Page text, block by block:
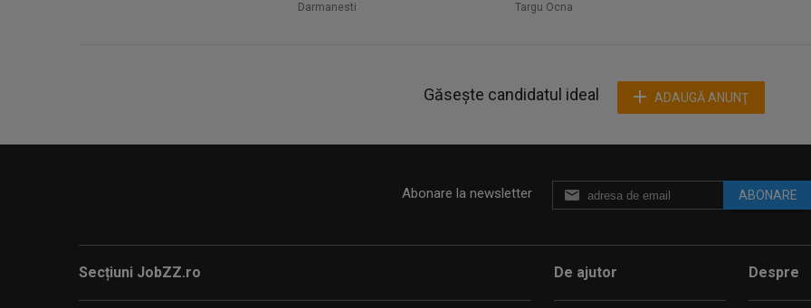
Darmanesti
Targu Ocna
Găsește candidatul ideal ADAUGĂ ANUNŢ
Abonare la newsletter ABONARE
Secțiuni JobZZ.ro De ajutor Despre